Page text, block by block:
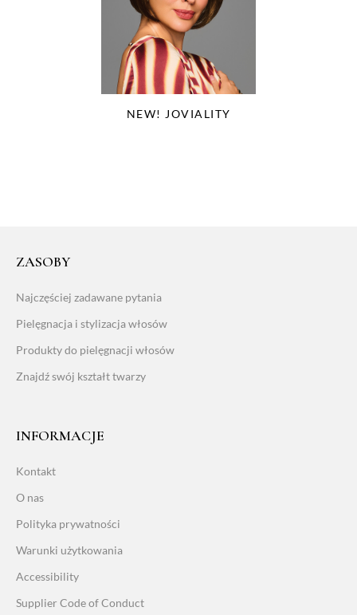
NEW! JOVIALITY
ZASOBY
Najczęściej zadawane pytania
Pielęgnacja i stylizacja włosów
Produkty do pielęgnacji włosów
Znajdź swój kształt twarzy
INFORMACJE
Kontakt
O nas
Polityka prywatności
Warunki użytkowania
Accessibility
Supplier Code of Conduct